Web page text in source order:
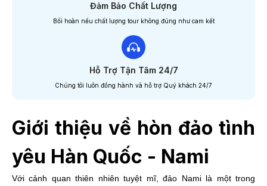
Đảm Bảo Chất Lượng
Bồi hoàn nếu chất lượng tour không đúng như cam kết
Hỗ Trợ Tận Tâm 24/7
Chúng tôi luôn đồng hành và hỗ trợ Quý khách 24/7
Giới thiệu về hòn đảo tình
yêu Hàn Quốc - Nami
Với cảnh quan thiên nhiên tuyệt mĩ, đảo Nami là một trong